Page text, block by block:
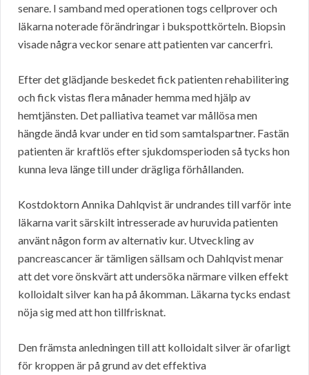
senare. I samband med operationen togs cellprover och
läkarna noterade förändringar i bukspottkörteln. Biopsin
visade några veckor senare att patienten var cancerfri.
Efter det glädjande beskedet fick patienten rehabilitering
och fick vistas flera månader hemma med hjälp av
hemtjänsten. Det palliativa teamet var mållösa men
hängde ändå kvar under en tid som samtalspartner. Fastän
patienten är kraftlös efter sjukdomsperioden så tycks hon
kunna leva länge till under drägliga förhållanden.
Kostdoktorn Annika Dahlqvist är undrandes till varför inte
läkarna varit särskilt intresserade av huruvida patienten
använt någon form av alternativ kur. Utveckling av
pancreascancer är tämligen sällsam och Dahlqvist menar
att det vore önskvärt att undersöka närmare vilken effekt
kolloidalt silver kan ha på åkomman. Läkarna tycks endast
nöja sig med att hon tillfrisknat.
Den främsta anledningen till att kolloidalt silver är ofarligt
för kroppen är på grund av det effektiva